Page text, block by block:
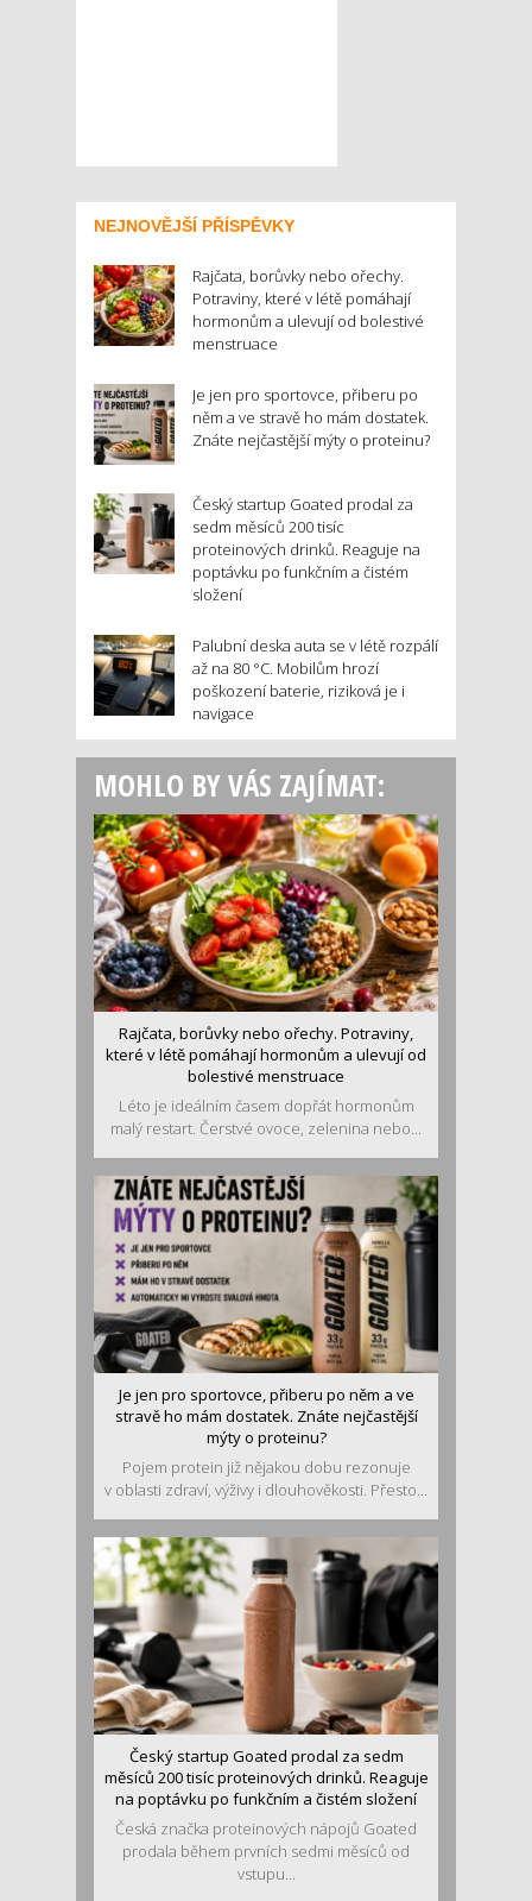
NEJNOVĚJŠÍ PŘÍSPĚVKY
Rajčata, borůvky nebo ořechy.
Potraviny, které v létě pomáhají
hormonům a ulevují od bolestivé
menstruace
Je jen pro sportovce, přiberu po
něm a ve stravě ho mám dostatek.
Znáte nejčastější mýty o proteinu?
Český startup Goated prodal za
sedm měsíců 200 tisíc
proteinových drinků. Reaguje na
poptávku po funkčním a čistém
složení
Palubní deska auta se v létě rozpálí
až na 80 °C. Mobilům hrozí
poškození baterie, riziková je i
navigace
MOHLO BY VÁS ZAJÍMAT:
Rajčata, borůvky nebo ořechy. Potraviny,
které v létě pomáhají hormonům a ulevují od
bolestivé menstruace
Léto je ideálním časem dopřát hormonům
malý restart. Čerstvé ovoce, zelenina nebo...
Je jen pro sportovce, přiberu po něm a ve
stravě ho mám dostatek. Znáte nejčastější
mýty o proteinu?
Pojem protein již nějakou dobu rezonuje
v oblasti zdraví, výživy i dlouhověkosti. Přesto...
Český startup Goated prodal za sedm
měsíců 200 tisíc proteinových drinků. Reaguje
na poptávku po funkčním a čistém složení
Česká značka proteinových nápojů Goated
prodala během prvních sedmi měsíců od
vstupu...